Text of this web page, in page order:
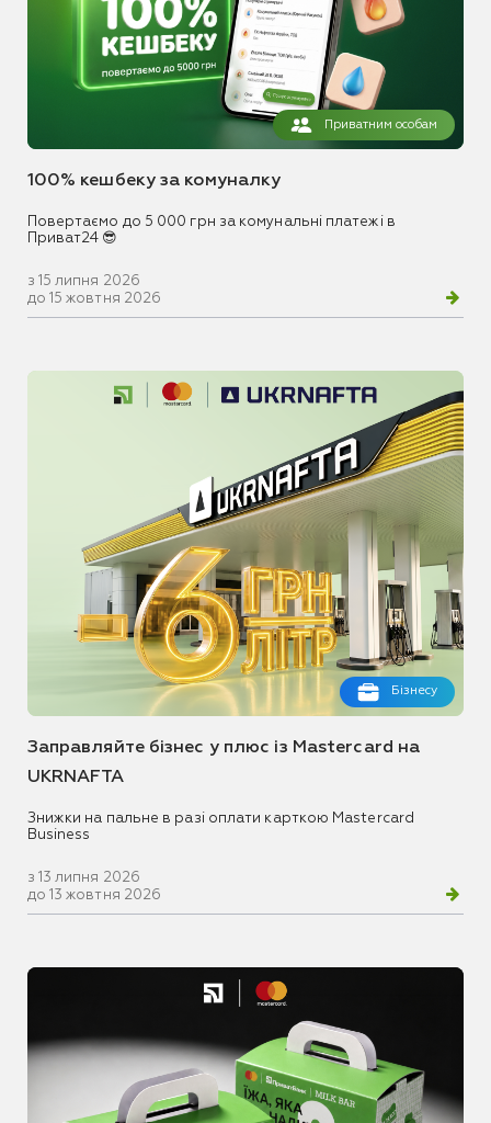
Приватним особам
100% кешбеку за комуналку
Повертаємо до 5 000 грн за комунальні платежі в
Приват24 😎
з 15 липня 2026
до 15 жовтня 2026
Бізнесу
Заправляйте бізнес у плюс із Mastercard на
UKRNAFTA
Знижки на пальне в разі оплати карткою Mastercard
Business
з 13 липня 2026
до 13 жовтня 2026